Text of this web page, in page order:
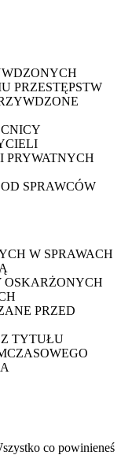
PRZESTĘPSTW
PRYWATNYCH
SPRAWCÓW
W SPRAWACH
OSKARŻONYCH
PRZED
TYTUŁU
co powinieneś